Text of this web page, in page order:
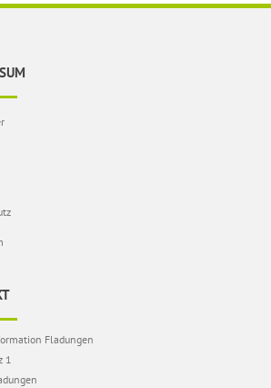
Fladungen
1